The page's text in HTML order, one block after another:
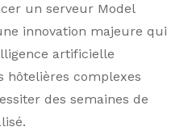
un serveur Model
innovation majeure qui
artificielle
hôtelières complexes
des semaines de